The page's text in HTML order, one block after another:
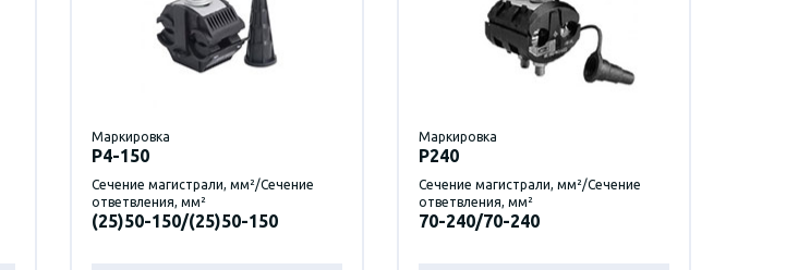
Маркировка
P4-150
Сечение магистрали, мм²/Сечение
ответвления, мм²
(25)50-150/(25)50-150
Маркировка
P240
Сечение магистрали, мм²/Сечение
ответвления, мм²
70-240/70-240